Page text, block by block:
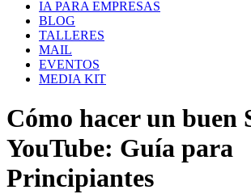
IA PARA EMPRESAS
BLOG
TALLERES
MAIL
EVENTOS
MEDIA KIT
Cómo hacer un buen
YouTube: Guía para
Principiantes